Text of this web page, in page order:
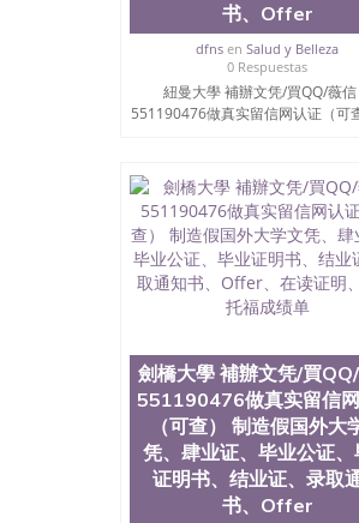
书、Offer
dfns enSalud y Belleza
0 Respuestas
紐曼大學 補辦文凭/買QQ/薇信
551190476做真实留信网认证（可
劍橋大學 補辦文凭/買
551190476做真实留信
（可查） 制造假国外大
凭、肆业证、毕业公证、
证明书、结业证、录取
书、Offer